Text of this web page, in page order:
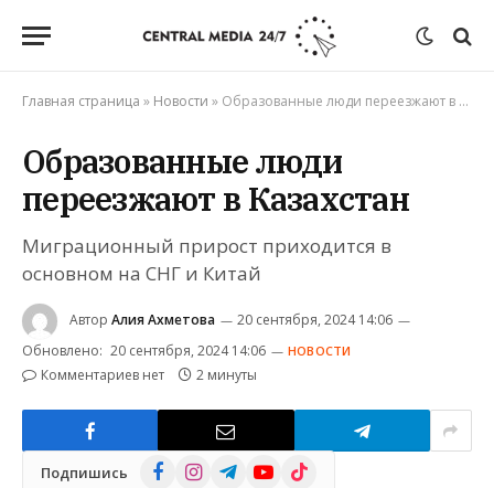
Главная страница » Новости » Образованные люди переезжают в Казахстан
Образованные люди
переезжают в Казахстан
Миграционный прирост приходится в
основном на СНГ и Китай
Автор Алия Ахметова
20 сентября, 2024 14:06
Обновлено: 20 сентября, 2024 14:06 НОВОСТИ
Комментариев нет 2 минуты
Подпишись FacebookInstagramTelegramYouTube
TikTok